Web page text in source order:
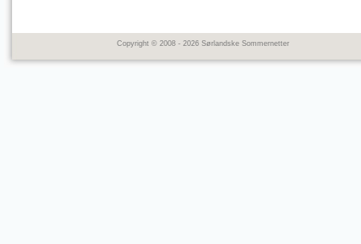
Copyright © 2008 - 2026 Sørlandske Sommernetter